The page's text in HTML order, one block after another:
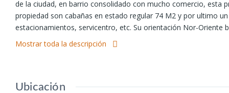
de la ciudad, en barrio consolidado con mucho comercio, esta
propiedad son cabañas en estado regular 74 M2 y por ultimo
estacionamientos, servicentro, etc. Su orientación Nor-Oriente
Excelente ubicación cerca del terminal de buses, copec,
Mostrar toda la descripción
Ubicación